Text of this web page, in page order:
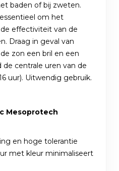
baden of bij zweten.
om het
effectiviteit van de
Draag in geval van
zon een bril en een
centrale uren van de
uur). Uitwendig gebruik.
Mesoprotech
en hoge tolerantie
met kleur minimaliseert